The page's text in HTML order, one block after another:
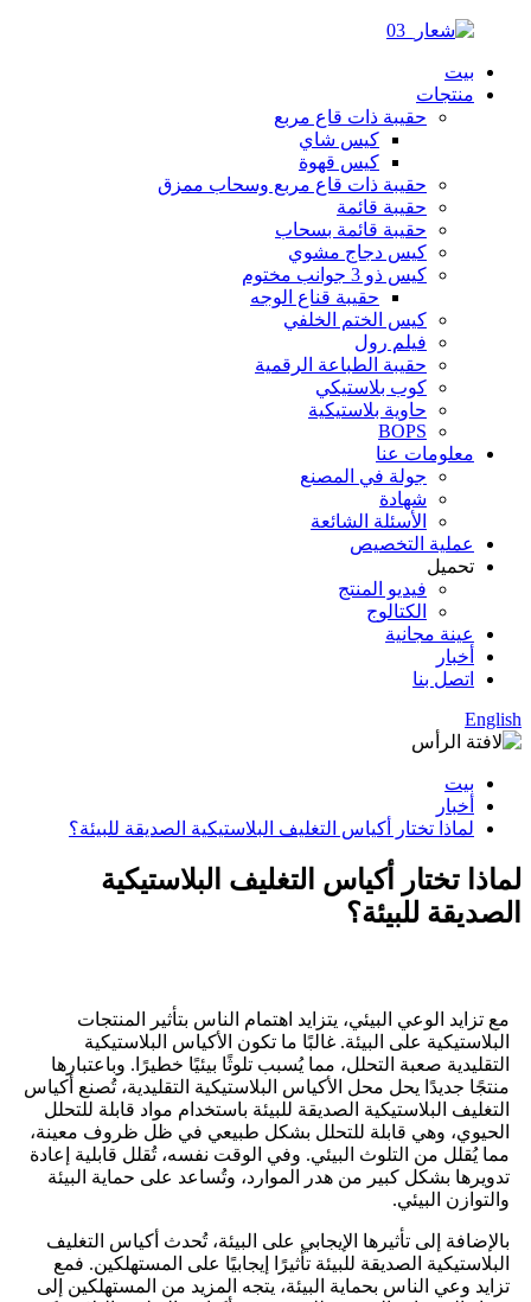
بيت
منتجات
حقيبة ذات قاع مربع
كيس شاي
كيس قهوة
حقيبة ذات قاع مربع وسحاب ممزق
حقيبة قائمة
حقيبة قائمة بسحاب
كيس دجاج مشوي
كيس ذو 3 جوانب مختوم
حقيبة قناع الوجه
كيس الختم الخلفي
فيلم رول
حقيبة الطباعة الرقمية
كوب بلاستيكي
حاوية بلاستيكية
BOPS
معلومات عنا
جولة في المصنع
شهادة
الأسئلة الشائعة
عملية التخصيص
تحميل
فيديو المنتج
الكتالوج
عينة مجانية
أخبار
اتصل بنا
English
بيت
أخبار
لماذا تختار أكياس التغليف البلاستيكية الصديقة للبيئة؟
لماذا تختار أكياس التغليف البلاستيكية
الصديقة للبيئة؟
مع تزايد الوعي البيئي، يتزايد اهتمام الناس بتأثير المنتجات
البلاستيكية على البيئة. غالبًا ما تكون الأكياس البلاستيكية
التقليدية صعبة التحلل، مما يُسبب تلوثًا بيئيًا خطيرًا. وباعتبارها
منتجًا جديدًا يحل محل الأكياس البلاستيكية التقليدية، تُصنع أكياس
التغليف البلاستيكية الصديقة للبيئة باستخدام مواد قابلة للتحلل
الحيوي، وهي قابلة للتحلل بشكل طبيعي في ظل ظروف معينة،
مما يُقلل من التلوث البيئي. وفي الوقت نفسه، تُقلل قابلية إعادة
تدويرها بشكل كبير من هدر الموارد، وتُساعد على حماية البيئة
والتوازن البيئي.
بالإضافة إلى تأثيرها الإيجابي على البيئة، تُحدث أكياس التغليف
البلاستيكية الصديقة للبيئة تأثيرًا إيجابيًا على المستهلكين. فمع
تزايد وعي الناس بحماية البيئة، يتجه المزيد من المستهلكين إلى